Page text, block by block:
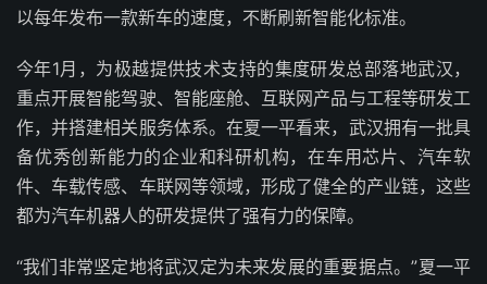
以每年发布一款新车的速度，不断刷新智能化标准。
今年1月，为极越提供技术支持的集度研发总部落地武汉，
重点开展智能驾驶、智能座舱、互联网产品与工程等研发工
作，并搭建相关服务体系。在夏一平看来，武汉拥有一批具
备优秀创新能力的企业和科研机构，在车用芯片、汽车软
件、车载传感、车联网等领域，形成了健全的产业链，这些
都为汽车机器人的研发提供了强有力的保障。
“我们非常坚定地将武汉定为未来发展的重要据点。”夏一平